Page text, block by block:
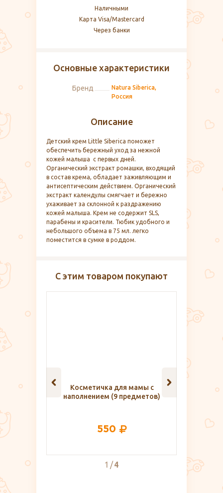
Наличными
Карта Visa/Mastercard
Через банки
Описание
Детский крем Little Siberica поможет
обеспечить бережный уход за нежной
кожей малыша с первых дней.
Органический экстракт ромашки, входящий
в состав крема, обладает заживляющим и
антисептическим действием. Органический
экстракт календулы смягчает и бережно
ухаживает за склонной к раздражению
кожей малыша. Крем не содержит SLS,
парабены и красители. Тюбик удобного и
небольшого объема в 75 мл. легко
поместится в сумке в роддом.
Основные характеристики
Бренд
Natura Siberica,
Россия
С этим товаром покупают
Косметичка для мамы с
наполнением (9 предметов)
550
1 4